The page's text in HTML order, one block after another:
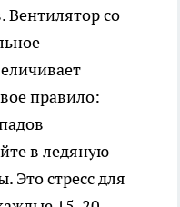
Вентилятор со
правило:
в ледяную
Это стресс для